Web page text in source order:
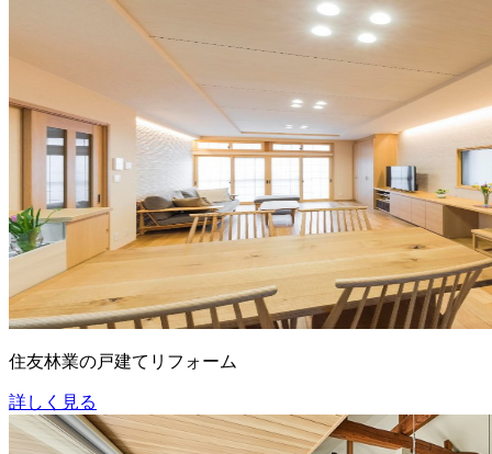
住友林業の戸建てリフォーム
詳しく見る